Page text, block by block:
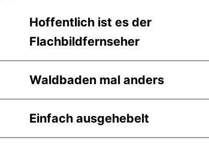
Hoffentlich ist es der
Flachbildfernseher
Waldbaden mal anders
Einfach ausgehebelt